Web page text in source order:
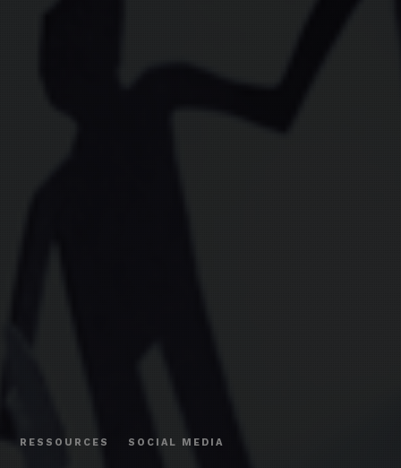
RESSOURCES SOCIAL MEDIA